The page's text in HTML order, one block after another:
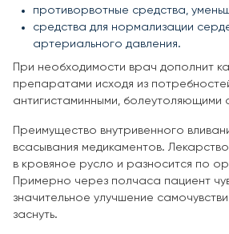
противорвотные средства,
средства для нормализации
артериального давления.
При необходимости врач дополнит
препаратами исходя из
антигистаминными, болеутоляющими
Преимущество внутривенного
всасывания медикаментов.
в кровяное русло и разносится по
Примерно через полчаса пациент
значительное улучшение
заснуть.